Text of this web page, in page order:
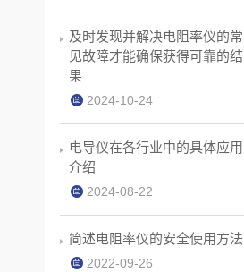
及时发现并解决电阻率仪的常
见故障才能确保获得可靠的结
果
2024-10-24
电导仪在各行业中的具体应用
介绍
2024-08-22
简述电阻率仪的安全使用方法
2022-09-26